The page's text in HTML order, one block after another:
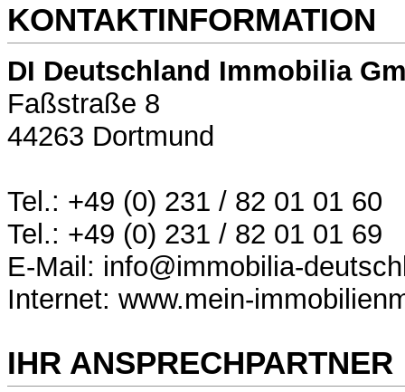
KONTAKTINFORMATION
DI Deutschland Immobilia
Faßstraße 8
44263 Dortmund
Tel.: +49 (0) 231 / 82 01 01 60
Tel.: +49 (0) 231 / 82 01 01 69
E-Mail: info@immobilia-
Internet: www.mein-
IHR ANSPRECHPARTNER